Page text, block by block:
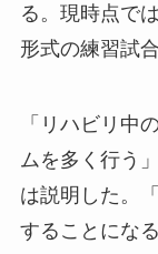
る。現時点で
形式の練習試
「リハビリ中
ムを多く行う
は説明した。
することにな